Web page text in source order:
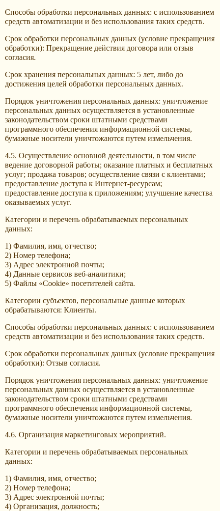
Способы обработки персональных данных: с использованием
средств автоматизации и без использования таких средств.
Срок обработки персональных данных (условие прекращения
обработки): Прекращение действия договора или отзыв
согласия.
Срок хранения персональных данных: 5 лет, либо до
достижения целей обработки персональных данных.
Порядок уничтожения персональных данных: уничтожение
персональных данных осуществляется в установленные
законодательством сроки штатными средствами
программного обеспечения информационной системы,
бумажные носители уничтожаются путем измельчения.
4.5. Осуществление основной деятельности, в том числе
ведение договорной работы; оказание платных и бесплатных
услуг; продажа товаров; осуществление связи с клиентами;
предоставление доступа к Интернет-ресурсам;
предоставление доступа к приложениям; улучшение качества
оказываемых услуг.
Категории и перечень обрабатываемых персональных
данных:
1) Фамилия, имя, отчество;
2) Номер телефона;
3) Адрес электронной почты;
4) Данные сервисов веб-аналитики;
5) Файлы «Cookie» посетителей сайта.
Категории субъектов, персональные данные которых
обрабатываются: Клиенты.
Способы обработки персональных данных: с использованием
средств автоматизации и без использования таких средств.
Срок обработки персональных данных (условие прекращения
обработки): Отзыв согласия.
Порядок уничтожения персональных данных: уничтожение
персональных данных осуществляется в установленные
законодательством сроки штатными средствами
программного обеспечения информационной системы,
бумажные носители уничтожаются путем измельчения.
4.6. Организация маркетинговых мероприятий.
Категории и перечень обрабатываемых персональных
данных:
1) Фамилия, имя, отчество;
2) Номер телефона;
3) Адрес электронной почты;
4) Организация, должность;